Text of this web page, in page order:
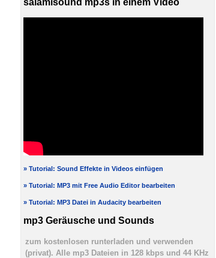
salamisound mp3s in einem Video
» Tutorial: Sound Effekte in Videos einfügen
» Tutorial: MP3 mit Free Audio Editor bearbeiten
» Tutorial: MP3 Datei in Audacity bearbeiten
mp3 Geräusche und Sounds
zum kostenlosen runterladen und verwenden
(privat). Alle mp3 Dateien in 128 kbps und 44 KHz